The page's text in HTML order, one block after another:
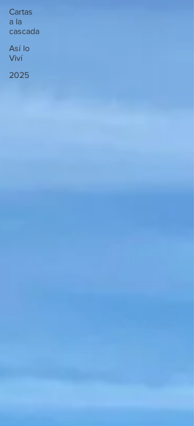
Cartas
a la
cascada
Así lo
Viví
2025